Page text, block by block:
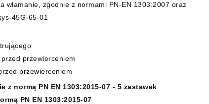
zgodnie z normami PN-EN 1303:2007 oraz
45G-65-01
przewierceniem
przewierceniem
normą PN EN 1303:2015-07 - 5 zastawek
PN EN 1303:2015-07